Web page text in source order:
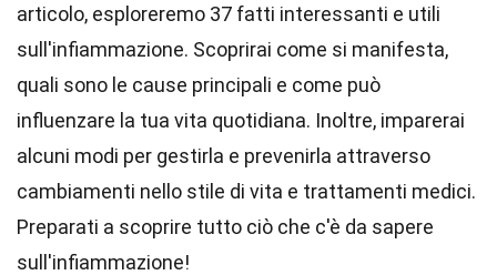
articolo, esploreremo 37 fatti interessanti e utili
sull'infiammazione. Scoprirai come si manifesta,
quali sono le cause principali e come può
influenzare la tua vita quotidiana. Inoltre, imparerai
alcuni modi per gestirla e prevenirla attraverso
cambiamenti nello stile di vita e trattamenti medici.
Preparati a scoprire tutto ciò che c'è da sapere
sull'infiammazione!